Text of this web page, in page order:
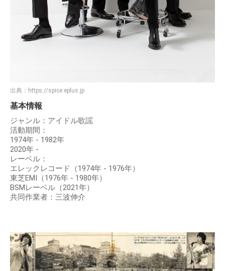
出典： https://spice.eplus.jp
基本情報
ジャンル：アイドル歌謡
活動期間：
1974年 - 1982年
2020年 -
レーベル：
エレックレコード（1974年 - 1976年）
東芝EMI（1976年 - 1980年）
BSMレーベル（2021年）
共同作業者：三波伸介